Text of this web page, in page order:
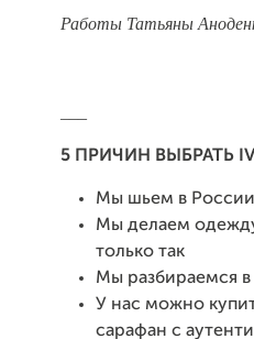
Работы Татьяны
5 ПРИЧИН ВЫБРАТЬ
Мы шьем в России
Мы делаем
только так
Мы разбираемся в
У нас можно
сарафан с